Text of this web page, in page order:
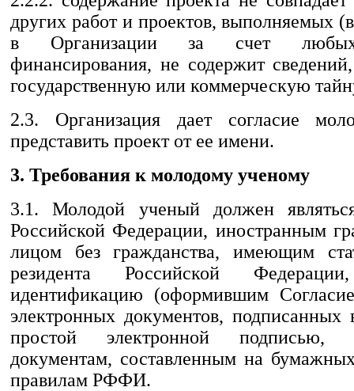
других работ и проектов, выполняемых
в Организации за счет любых
финансирования, не содержит
государственную или коммерческую
2.3. Организация дает согласие
представить проект от ее имени.
3. Требования к молодому ученому
3.1. Молодой ученый должен
Российской Федерации, иностранным
лицом без гражданства, имеющим
резидента Российской
идентификацию (оформившим
электронных документов,
простой электронной подписью,
документам, составленным на
правилам РФФИ.